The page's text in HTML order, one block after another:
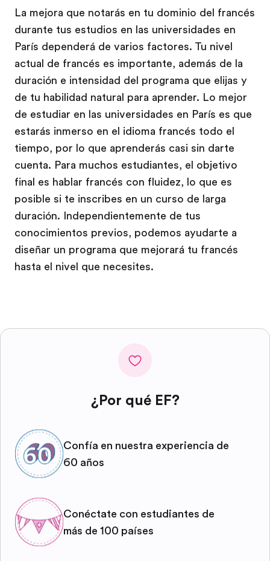
La mejora que notarás en tu dominio del francés
durante tus estudios en las universidades en
París dependerá de varios factores. Tu nivel
actual de francés es importante, además de la
duración e intensidad del programa que elijas y
de tu habilidad natural para aprender. Lo mejor
de estudiar en las universidades en París es que
estarás inmerso en el idioma francés todo el
tiempo, por lo que aprenderás casi sin darte
cuenta. Para muchos estudiantes, el objetivo
final es hablar francés con fluidez, lo que es
posible si te inscribes en un curso de larga
duración. Independientemente de tus
conocimientos previos, podemos ayudarte a
diseñar un programa que mejorará tu francés
hasta el nivel que necesites.
¿Por qué EF?
Confía en nuestra experiencia de
60 años
Conéctate con estudiantes de
más de 100 países